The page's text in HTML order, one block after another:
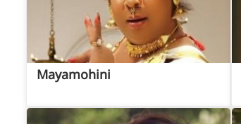
Mayamohini